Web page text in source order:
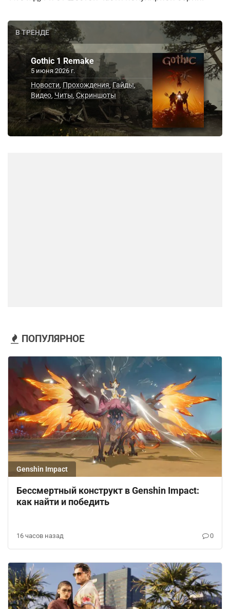
В ТРЕНДЕ
Gothic 1 Remake
5 июня 2026 г.
Новости Прохождения Гайды,
Видео Читы ,Скриншоты
ПОПУЛЯРНОЕ
Genshin Impact
Бессмертный конструкт в Genshin Impact:
как найти и победить
16 часов назад 0